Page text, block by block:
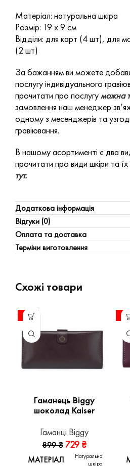
Матеріал: натуральна шкіра
Розмір: 19 х 9 см
Відділи: для карт (4 шт), для
(2 шт)
За бажанням ви можете
послугу індивідуального
прочитати про послугуможна
замовлення наш менеджер
одному з месенджерів та
гравіювання.
В нашому асортименті є два
прочитати про види шкіри та їх
тут.
Додаткова інформація
Відгуки (0)
Оплата та доставка
Терміни виготовлення
Схожі товари
-19%
Гаманець Biggy
шоколад Kaiser
Гаманці Biggy
899₴ 729 ₴
МАТЕРІАЛ
Натуральна
шкіра
-